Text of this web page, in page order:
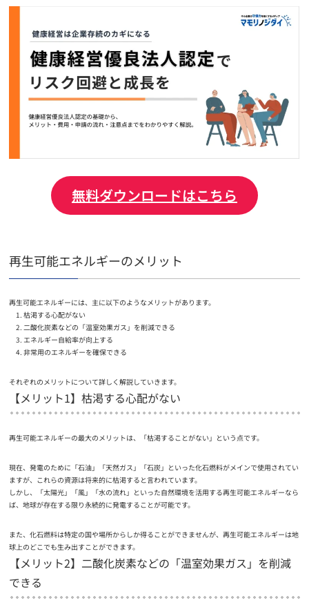
無料ダウンロードはこちら
再生可能エネルギーのメリット
再生可能エネルギーには、主に以下のようなメリットがあります。
枯渇する心配がない
二酸化炭素などの「温室効果ガス」を削減できる
エネルギー自給率が向上する
非常用のエネルギーを確保できる
それぞれのメリットについて詳しく解説していきます。
【メリット1】枯渇する心配がない
再生可能エネルギーの最大のメリットは、「枯渇することがない」という点です。
現在、発電のために「石油」「天然ガス」「石炭」といった化石燃料がメインで使用されてい
ますが、これらの資源は将来的に枯渇すると言われています。
しかし、「太陽光」「風」「水の流れ」といった自然環境を活用する再生可能エネルギーなら
ば、地球が存在する限り永続的に発電することが可能です。
また、化石燃料は特定の国や場所からしか得ることができませんが、再生可能エネルギーは地
球上のどこでも生み出すことができます。
【メリット2】二酸化炭素などの「温室効果ガス」を削減
できる